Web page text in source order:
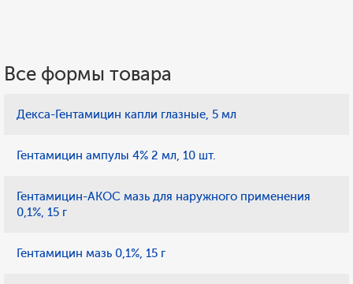
Все формы товара
Декса-Гентамицин капли глазные, 5 мл
Гентамицин ампулы 4% 2 мл, 10 шт.
Гентамицин-АКОС мазь для наружного применения
0,1%, 15 г
Гентамицин мазь 0,1%, 15 г